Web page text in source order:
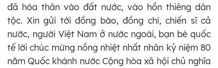
đã hóa thân vào đất nước, vào hồn thiêng dân
tộc. Xin gửi tới đồng bào, đồng chí, chiến sĩ cả
nước, người Việt Nam ở nước ngoài, bạn bè quốc
tế lời chúc mừng nồng nhiệt nhất nhân kỷ niệm 80
năm Quốc khánh nước Cộng hòa xã hội chủ nghĩa